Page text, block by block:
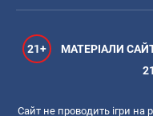
21+
МАТЕРІАЛИ
Сайт не проводить ігри на